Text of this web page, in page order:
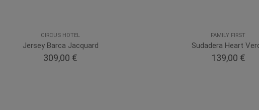
CIRCUS HOTEL
Jersey Barca Jacquard
309,00 €
FAMILY FIRST
Sudadera Heart
139,00 €